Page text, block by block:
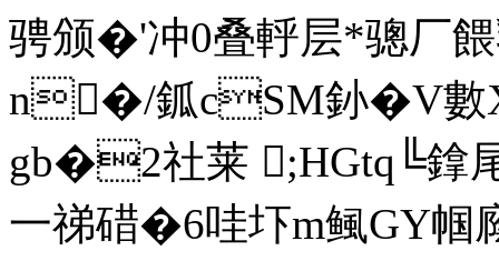
骋颁�'冲0叠軤层*骢
n�/鈲cSМ釥�V數
gb�2社莱 ;HGtq╚鎿
一祶碏�6哇圷m鲺GY帼